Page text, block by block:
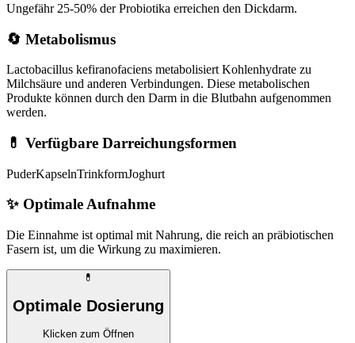
Ungefähr 25-50% der Probiotika erreichen den Dickdarm.
🔄 Metabolismus
Lactobacillus kefiranofaciens metabolisiert Kohlenhydrate zu
Milchsäure und anderen Verbindungen. Diese metabolischen
Produkte können durch den Darm in die Blutbahn aufgenommen
werden.
💊 Verfügbare Darreichungsformen
PuderKapselnTrinkformJoghurt
✨ Optimale Aufnahme
Die Einnahme ist optimal mit Nahrung, die reich an präbiotischen
Fasern ist, um die Wirkung zu maximieren.
💊
Optimale Dosierung
Klicken zum Öffnen